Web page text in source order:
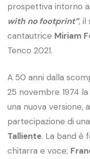
prospettiva intorno
with no footprint”, il
cantautrice Miriam
Tenco 2021.
A 50 anni dalla
25 novembre 1974
una nuova versione,
partecipazione di
Talliente. La band è
chitarra e voce;